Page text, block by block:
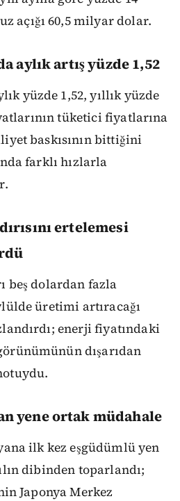
açığı 60,5 milyar dolar.
aylık artış yüzde 1,52
yüzde 1,52, yıllık yüzde
tüketici fiyatlarına
baskısının bittiğini
farklı hızlarla
ertelemesi
beş dolardan fazla
üretimi artıracağı
enerji fiyatındaki
dışarıdan
yene ortak müdahale
ilk kez eşgüdümlü yen
dibinden toparlandı;
Japonya Merkez